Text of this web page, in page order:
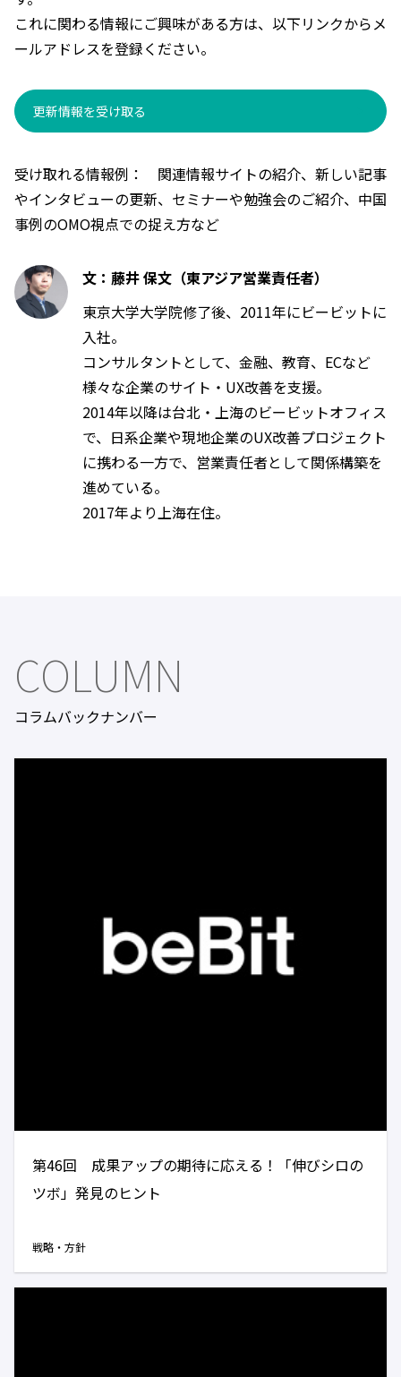
これに関わる情報にご興味がある方は、以下リンクからメ
ールアドレスを登録ください。
更新情報を受け取る
受け取れる情報例： 関連情報サイトの紹介、新しい記事
やインタビューの更新、セミナーや勉強会のご紹介、中国
事例のOMO視点での捉え方など
文：藤井 保文（東アジア営業責任者）
東京大学大学院修了後、2011年にビービットに
入社。
コンサルタントとして、金融、教育、ECなど
様々な企業のサイト・UX改善を支援。
2014年以降は台北・上海のビービットオフィス
で、日系企業や現地企業のUX改善プロジェクト
に携わる一方で、営業責任者として関係構築を
進めている。
2017年より上海在住。
COLUMN
コラムバックナンバー
第46回 成果アップの期待に応える！「伸びシロの
ツボ」発見のヒント
戦略・方針